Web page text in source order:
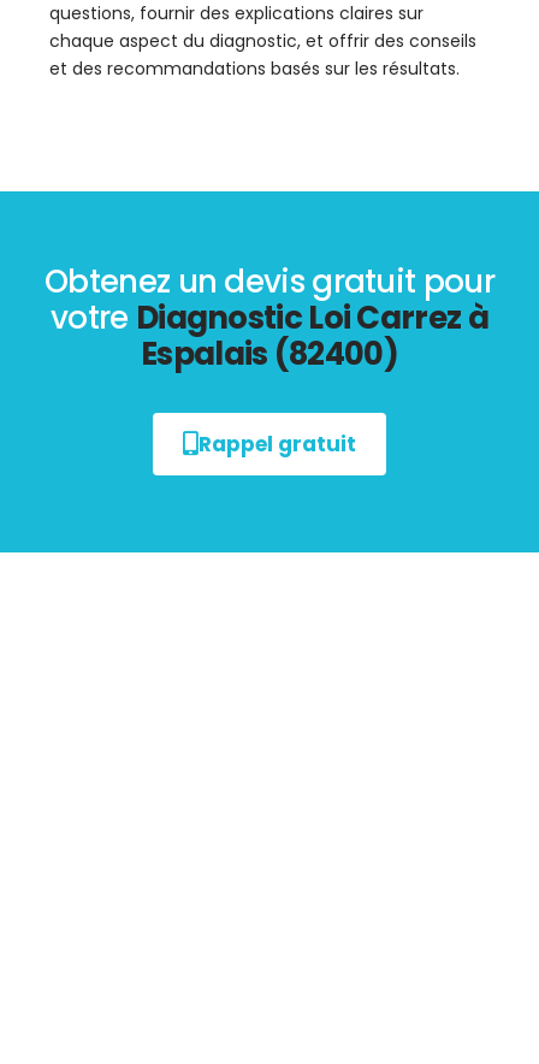
questions, fournir des explications claires sur
chaque aspect du diagnostic, et offrir des conseils
et des recommandations basés sur les résultats.
Obtenez un devis gratuit pour
votre Diagnostic Loi Carrez à
Espalais (82400)
Rappel gratuit